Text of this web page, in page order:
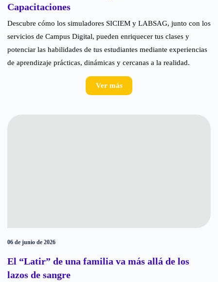
Capacitaciones
Descubre cómo los simuladores SICIEM y LABSAG, junto con los
servicios de Campus Digital, pueden enriquecer tus clases y
potenciar las habilidades de tus estudiantes mediante experiencias
de aprendizaje prácticas, dinámicas y cercanas a la realidad.
Ver más
06 de junio de 2026
El “Latir” de una familia va más allá de los
lazos de sangre